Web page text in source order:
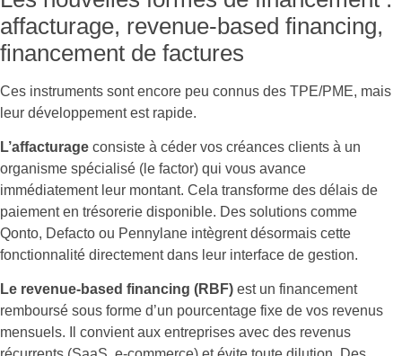
affacturage, revenue-based financing,
financement de factures
Ces instruments sont encore peu connus des TPE/PME, mais
leur développement est rapide.
L’affacturage consiste à céder vos créances clients à un
organisme spécialisé (le factor) qui vous avance
immédiatement leur montant. Cela transforme des délais de
paiement en trésorerie disponible. Des solutions comme
Qonto, Defacto ou Pennylane intègrent désormais cette
fonctionnalité directement dans leur interface de gestion.
Le revenue-based financing (RBF) est un financement
remboursé sous forme d’un pourcentage fixe de vos revenus
mensuels. Il convient aux entreprises avec des revenus